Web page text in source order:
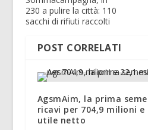
230 a pulire la città: 110
sacchi di rifiuti raccolti
POST CORRELATI
AgsmAim, la prima
ricavi per 704,9 milioni
utile netto